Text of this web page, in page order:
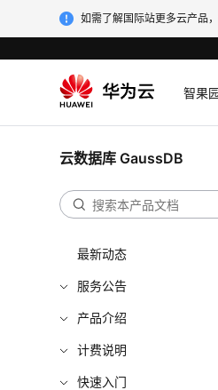
如需了解国际站更多云产品
智果
云数据库 GaussDB
最新动态
服务公告
产品介绍
计费说明
快速入门